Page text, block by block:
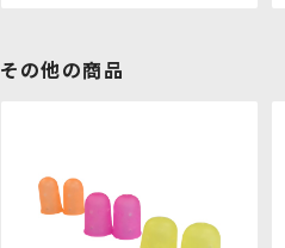
その他の商品